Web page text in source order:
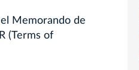
Memorando de
(Terms of